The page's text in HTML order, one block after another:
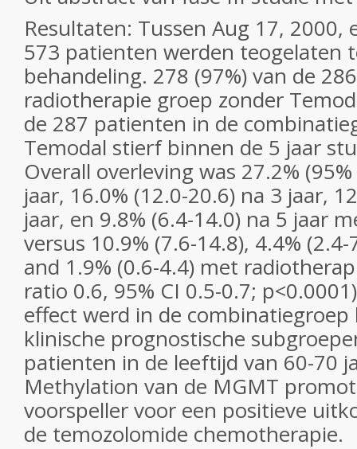
Resultaten: Tussen Aug 17, 2000,
573 patienten werden teogelaten
behandeling. 278 (97%) van de
radiotherapie groep zonder
de 287 patienten in de
Temodal stierf binnen de 5 jaar
Overall overleving was 27.2%
jaar, 16.0% (12.0-20.6) na 3 jaar,
jaar, en 9.8% (6.4-14.0) na 5 jaar
versus 10.9% (7.6-14.8), 4.4%
and 1.9% (0.6-4.4) met
ratio 0.6, 95% CI 0.5-0.7;
effect werd in de
klinische prognostische
patienten in de leeftijd van 60-70
Methylation van de MGMT
voorspeller voor een positieve
de temozolomide chemotherapie.